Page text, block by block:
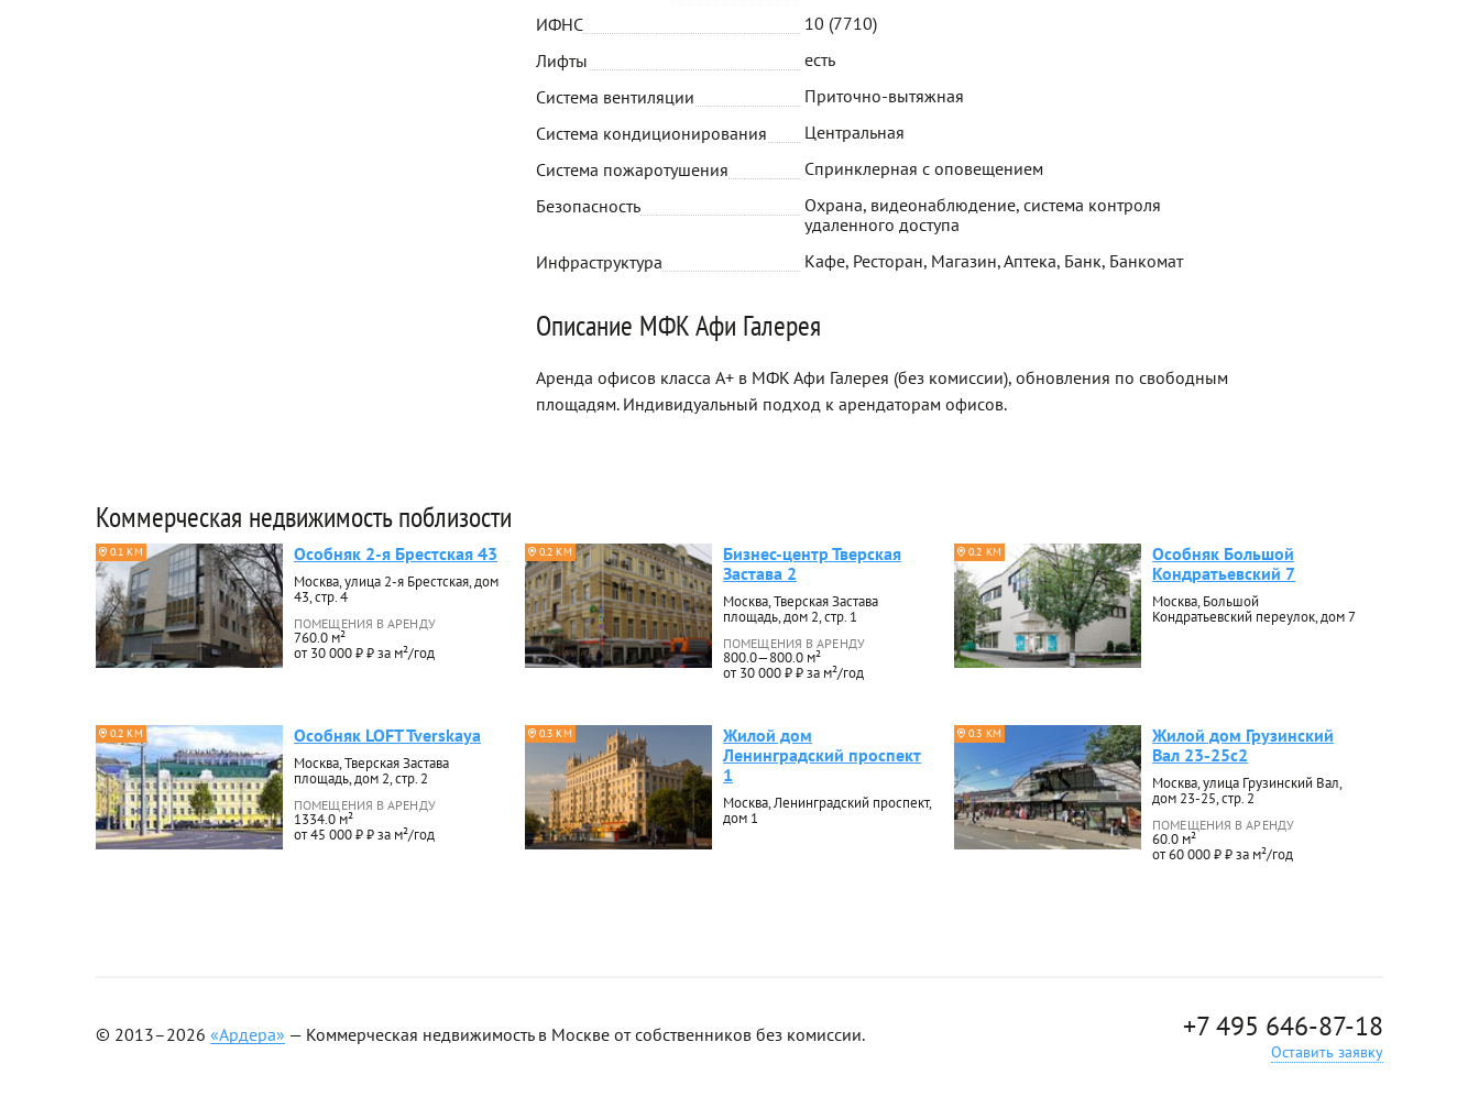
ИФНС
10 (7710)
Лифты
есть
Система вентиляции
Приточно-вытяжная
Система кондиционирования
Центральная
Система пожаротушения
Спринклерная с оповещением
Безопасность
Охрана, видеонаблюдение, система контроля
удаленного доступа
Инфраструктура
Кафе, Ресторан, Магазин, Аптека, Банк, Банкомат
Описание МФК Афи Галерея
Аренда офисов класса A+ в МФК Афи Галерея (без комиссии), обновления по свободным
площадям. Индивидуальный подход к арендаторам офисов.
Коммерческая недвижимость поблизости
0.1 КМ Особняк 2-я Брестская 43
Москва, улица 2-я Брестская, дом
43, стр. 4
ПОМЕЩЕНИЯ В АРЕНДУ
760.0 м²
от 30 000 ₽ ₽ за м²/год
0.2 КМ
Бизнес-центр Тверская
Застава 2
Москва, Тверская Застава
площадь, дом 2, стр. 1
ПОМЕЩЕНИЯ В АРЕНДУ
800.0—800.0 м²
от 30 000 ₽ ₽ за м²/год
0.2 КМ
Особняк Большой
Кондратьевский 7
Москва, Большой
Кондратьевский переулок, дом 7
0.2 КМ Особняк LOFT Tverskaya
Москва, Тверская Застава
площадь, дом 2, стр. 2
ПОМЕЩЕНИЯ В АРЕНДУ
1334.0 м²
от 45 000 ₽ ₽ за м²/год
0.3 КМ
Жилой дом
Ленинградский проспект
1
Москва, Ленинградский проспект,
дом 1
0.3 КМ
Жилой дом Грузинский
Вал 23-25с2
Москва, улица Грузинский Вал,
дом 23-25, стр. 2
ПОМЕЩЕНИЯ В АРЕНДУ
60.0 м²
от 60 000 ₽ ₽ за м²/год
© 2013–2026 «Ардера» — Коммерческая недвижимость в Москве от собственников без комиссии. +7 495 646-87-18
Оставить заявку